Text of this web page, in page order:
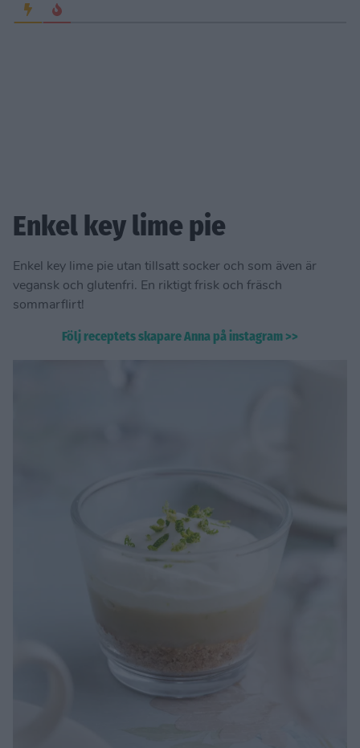
Enkel key lime pie
Enkel key lime pie utan tillsatt socker och som även är
vegansk och glutenfri. En riktigt frisk och fräsch
sommarflirt!
Följ receptets skapare Anna på instagram >>